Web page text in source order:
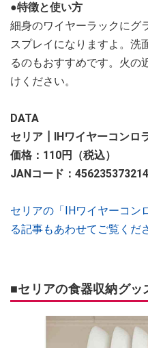
●特徴と使い方
細身のワイヤーラックにグ
スプレイになりますよ。洗
るのもおすすめです。火の
けください。
DATA
セリア┃IHワイヤーコンロ
価格：110円（税込）
JANコード：
セリアの「IHワイヤーコン
る記事もあわせてご覧くだ
■セリアの食器収納グッ